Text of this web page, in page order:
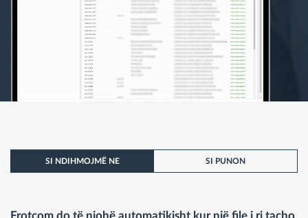
SI NDIHMOJMË NE SI PUNON
Frotcom do të njohë automatikisht kur një file i ri tacho